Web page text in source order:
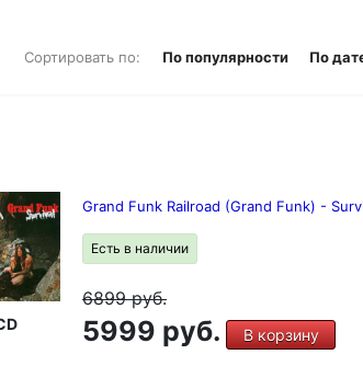
Сортировать по: По популярности По
Grand Funk Railroad (Grand Funk) -
Есть в наличии
6899руб.
5999 руб. В корзину